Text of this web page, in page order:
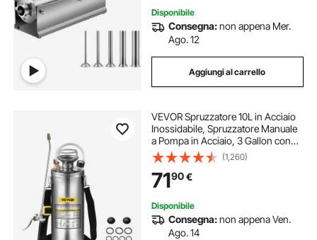
Disponibile
Consegna:non appena Mer.
Ago. 12
Aggiungi al carrello
VEVOR Spruzzatore 10L in Acciaio
Inossidabile, Spruzzatore Manuale
a Pompa in Acciaio, 3 Gallon con
Spruzzatore per Giardinaggio,
Irroratrice Manuale, Domestico e
Pulizia del Terreno
(1,260)
7190€
Disponibile
Consegna:non appena Ven.
Ago. 14